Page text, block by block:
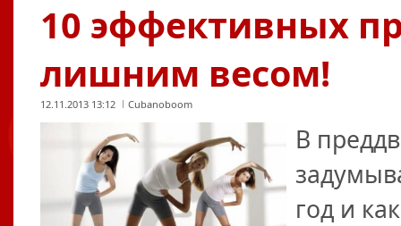
10 эффективных
лишним весом!
12.11.2013 13:12 Cubanoboom
В
год и